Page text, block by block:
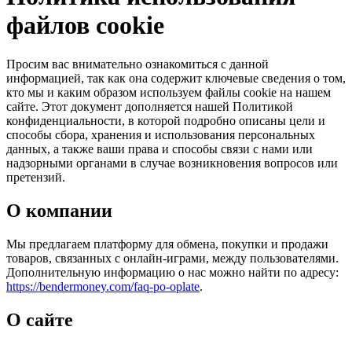
файлов cookie
Просим вас внимательно ознакомиться с данной
информацией, так как она содержит ключевые сведения о том,
кто мы и каким образом используем файлы cookie на нашем
сайте. Этот документ дополняется нашей Политикой
конфиденциальности, в которой подробно описаны цели и
способы сбора, хранения и использования персональных
данных, а также ваши права и способы связи с нами или
надзорными органами в случае возникновения вопросов или
претензий.
О компании
Мы предлагаем платформу для обмена, покупки и продажи
товаров, связанных с онлайн-играми, между пользователями.
Дополнительную информацию о нас можно найти по адресу:
https://bendermoney.com/faq-po-oplate.
О сайте